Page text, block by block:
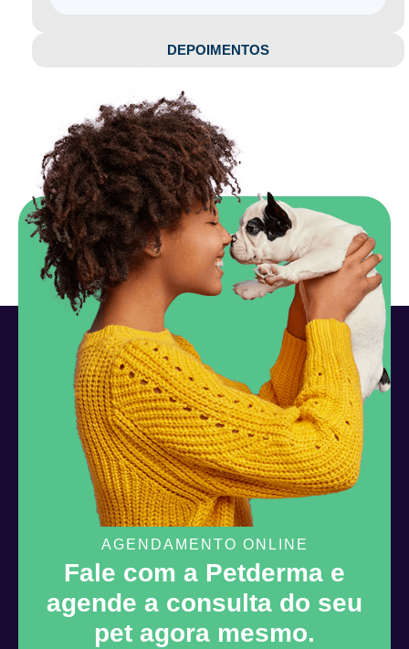
DEPOIMENTOS​
AGENDAMENTO ONLINE
Fale com a Petderma e
agende a consulta do seu
pet agora mesmo.